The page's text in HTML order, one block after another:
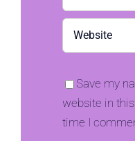
Save my
website in
time I